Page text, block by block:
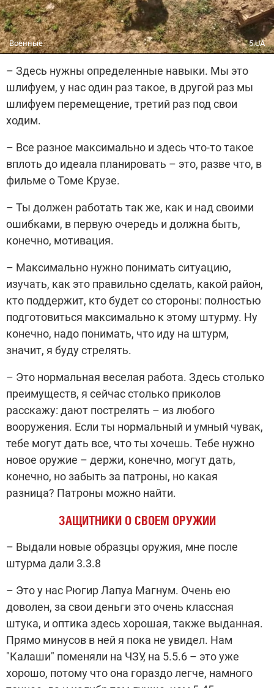
Военные 5.UA
– Здесь нужны определенные навыки. Мы это
шлифуем, у нас один раз такое, в другой раз мы
шлифуем перемещение, третий раз под свои
ходим.
– Все разное максимально и здесь что-то такое
вплоть до идеала планировать – это, разве что, в
фильме о Томе Крузе.
– Ты должен работать так же, как и над своими
ошибками, в первую очередь и должна быть,
конечно, мотивация.
– Максимально нужно понимать ситуацию,
изучать, как это правильно сделать, какой район,
кто поддержит, кто будет со стороны: полностью
подготовиться максимально к этому штурму. Ну
конечно, надо понимать, что иду на штурм,
значит, я буду стрелять.
– Это нормальная веселая работа. Здесь столько
преимуществ, я сейчас столько приколов
расскажу: дают пострелять – из любого
вооружения. Если ты нормальный и умный чувак,
тебе могут дать все, что ты хочешь. Тебе нужно
новое оружие – держи, конечно, могут дать,
конечно, но забыть за патроны, но какая
разница? Патроны можно найти.
ЗАЩИТНИКИ О СВОЕМ ОРУЖИИ
– Выдали новые образцы оружия, мне после
штурма дали 3.3.8
– Это у нас Рюгир Лапуа Магнум. Очень ею
доволен, за свои деньги это очень классная
штука, и оптика здесь хорошая, также выданная.
Прямо минусов в ней я пока не увидел. Нам
"Калаши" поменяли на ЧЗУ, на 5.5.6 – это уже
хорошо, потому что она гораздо легче, намного